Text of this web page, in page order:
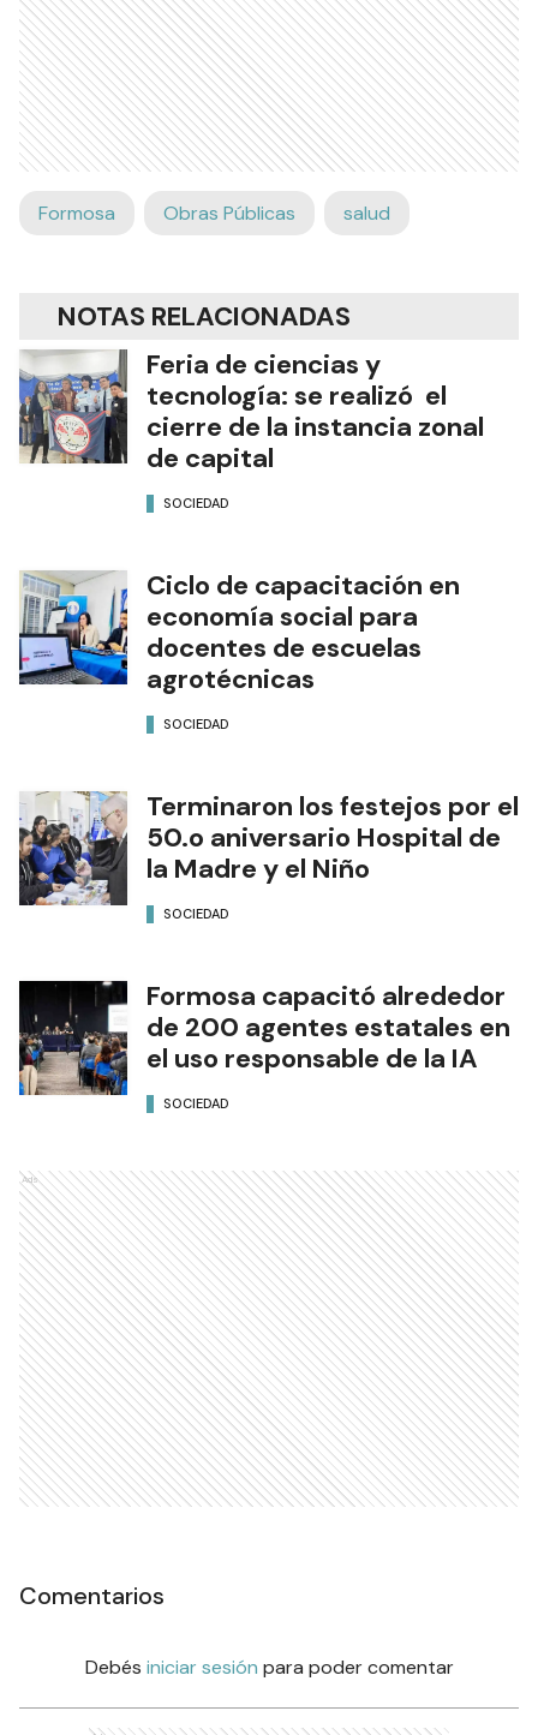
Formosa Obras Públicas salud
NOTAS RELACIONADAS
Feria de ciencias y
tecnología: se realizó el
cierre de la instancia zonal
de capital
SOCIEDAD
Ciclo de capacitación en
economía social para
docentes de escuelas
agrotécnicas
SOCIEDAD
Terminaron los festejos por el
50.o aniversario Hospital de
la Madre y el Niño
SOCIEDAD
Formosa capacitó alrededor
de 200 agentes estatales en
el uso responsable de la IA
SOCIEDAD
Ads
Comentarios
Debés iniciar sesión para poder comentar